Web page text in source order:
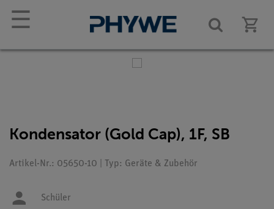
☰
Kondensator (Gold Cap), 1F, SB
Artikel-Nr.: 05650-10 | Typ: Geräte & Zubehör
Schüler